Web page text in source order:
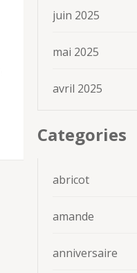
juin 2025
mai 2025
avril 2025
Categories
abricot
amande
anniversaire